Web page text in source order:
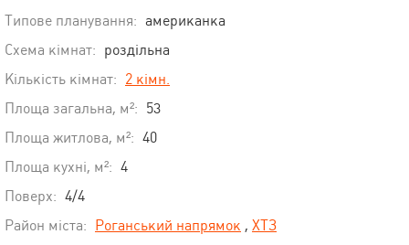
Типове планування: американка
Схема кімнат: роздільна
Кількість кімнат: 2 кімн.
Площа загальна, м²: 53
Площа житлова, м²: 40
Площа кухні, м²: 4
Поверх: 4/4
Район міста: Роганський напрямок , ХТЗ